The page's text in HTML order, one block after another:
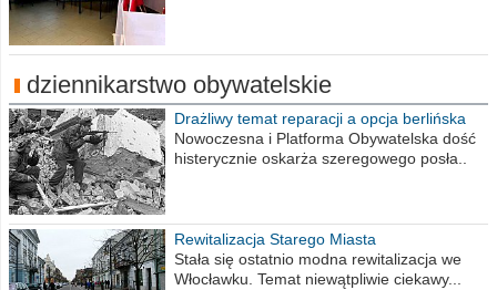
dziennikarstwo obywatelskie
Drażliwy temat reparacji a opcja berlińska
Nowoczesna i Platforma Obywatelska dość
histerycznie oskarża szeregowego posła..
Rewitalizacja Starego Miasta
Stała się ostatnio modna rewitalizacja we
Włocławku. Temat niewątpliwie ciekawy...